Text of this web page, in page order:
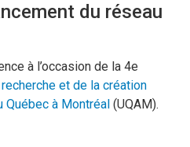
du réseau
à l’occasion de la 4e
et de la création
Québec à Montréal (UQAM).